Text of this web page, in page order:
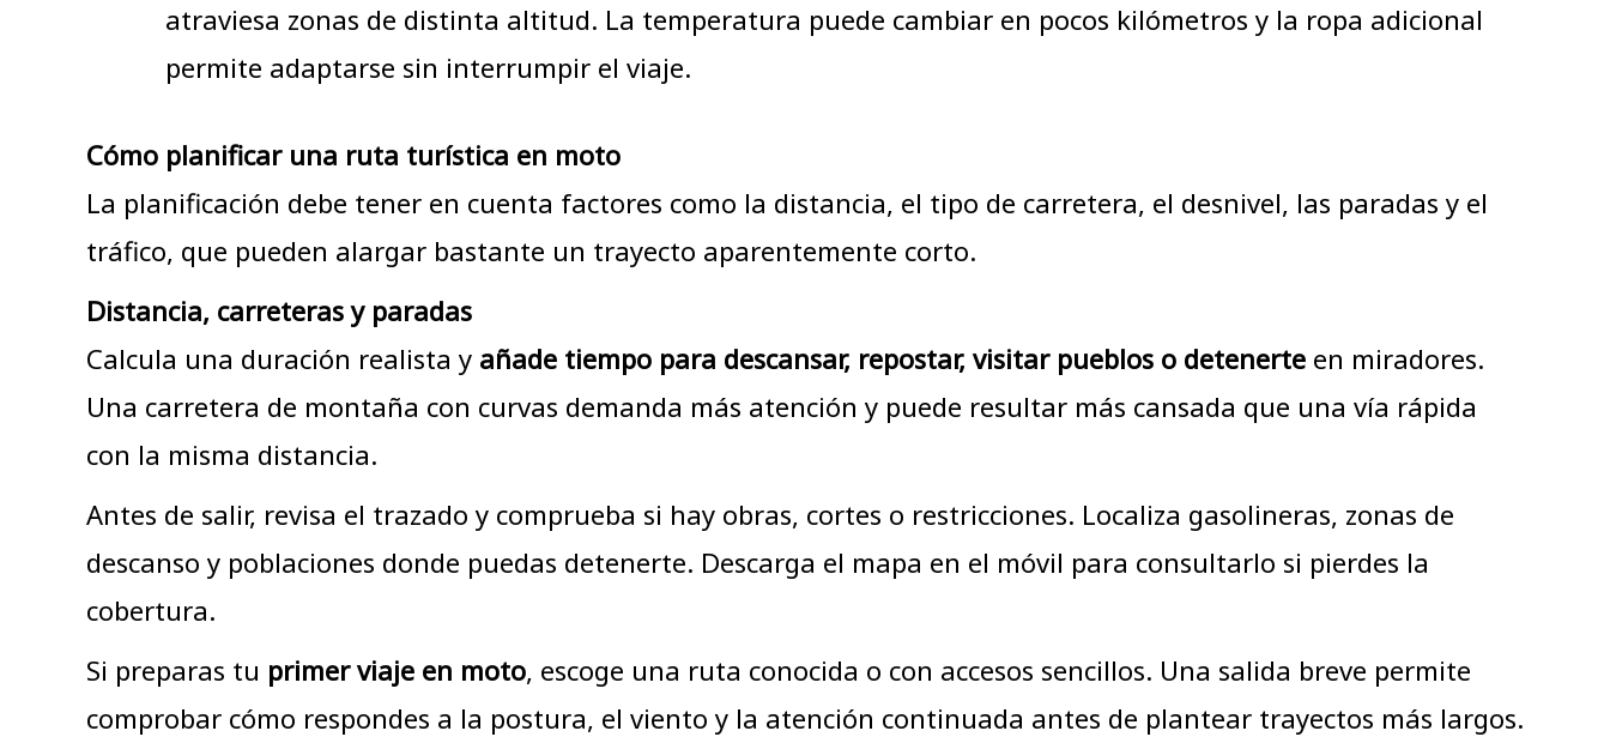
atraviesa zonas de distinta altitud. La temperatura puede cambiar en pocos kilómetros y la ropa adicional
permite adaptarse sin interrumpir el viaje.
Cómo planificar una ruta turística en moto
La planificación debe tener en cuenta factores como la distancia, el tipo de carretera, el desnivel, las paradas y el
tráfico, que pueden alargar bastante un trayecto aparentemente corto.
Distancia, carreteras y paradas
Calcula una duración realista y añade tiempo para descansar, repostar, visitar pueblos o detenerte en miradores.
Una carretera de montaña con curvas demanda más atención y puede resultar más cansada que una vía rápida
con la misma distancia.
Antes de salir, revisa el trazado y comprueba si hay obras, cortes o restricciones. Localiza gasolineras, zonas de
descanso y poblaciones donde puedas detenerte. Descarga el mapa en el móvil para consultarlo si pierdes la
cobertura.
Si preparas tu primer viaje en moto, escoge una ruta conocida o con accesos sencillos. Una salida breve permite
comprobar cómo respondes a la postura, el viento y la atención continuada antes de plantear trayectos más largos.